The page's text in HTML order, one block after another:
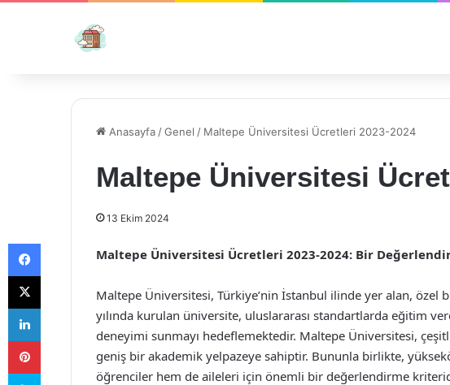
Anasayfa /Genel / Maltepe Üniversitesi Ücretleri 2023-2024
Maltepe Üniversitesi
13 Ekim 2024
Maltepe Üniversitesi Ücretleri 2023-2024: Bir
Maltepe Üniversitesi, Türkiye’nin İstanbul ilinde yer alan,
yılında kurulan üniversite, uluslararası standartlarda eğitim
deneyimi sunmayı hedeflemektedir. Maltepe Üniversitesi,
geniş bir akademik yelpazeye sahiptir. Bununla birlikte,
öğrenciler hem de aileleri için önemli bir değerlendirme
Facebook
X
LinkedIn
Pinterest
Skype